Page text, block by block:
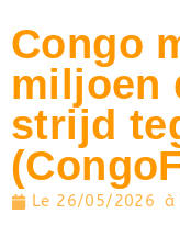
Congo
miljoen
strijd
Le 26/05/2026 à